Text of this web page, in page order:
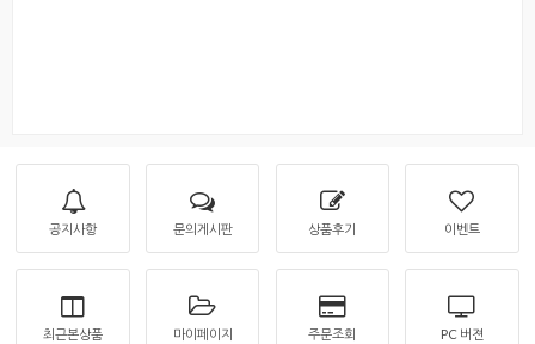
공지사항 문의게시판 상품후기 이벤트
최근본상품 마이페이지 주문조회 PC 버젼